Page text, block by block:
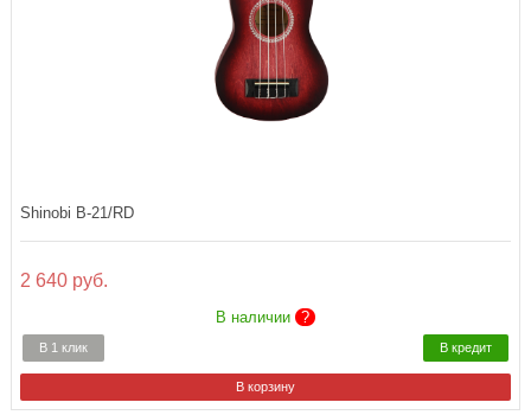
Shinobi B-21/RD
2 640 руб.
В наличии ?
В 1 клик В кредит